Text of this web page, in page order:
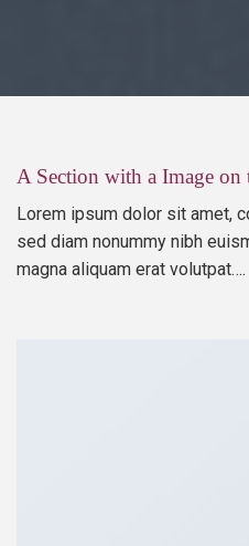
A Section with a Image on
Lorem ipsum dolor sit amet,
sed diam nonummy nibh
magna aliquam erat volutpat….